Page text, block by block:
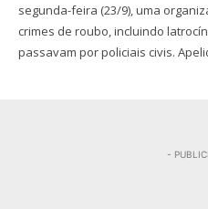
segunda-feira (23/9), uma
crimes de roubo, incluindo
passavam por policiais civis.
-